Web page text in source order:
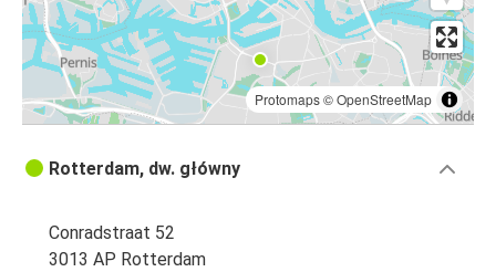
Protomaps©OpenStreetMap
Rotterdam, dw. główny
Conradstraat 52
3013 AP Rotterdam